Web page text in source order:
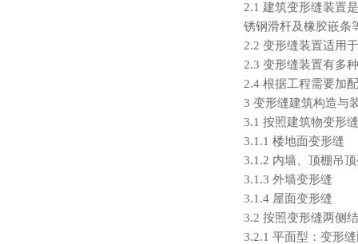
2.1 建筑变形缝装置
锈钢滑杆及橡胶嵌条
2.2 变形缝装置适用
2.3 变形缝装置有多
2.4 根据工程需要加
3 变形缝建筑构造与
3.1 按照建筑物变形
3.1.1 楼地面变形缝
3.1.2 内墙、顶棚吊
3.1.3 外墙变形缝
3.1.4 屋面变形缝
3.2 按照变形缝两侧
3.2.1 平面型：变形